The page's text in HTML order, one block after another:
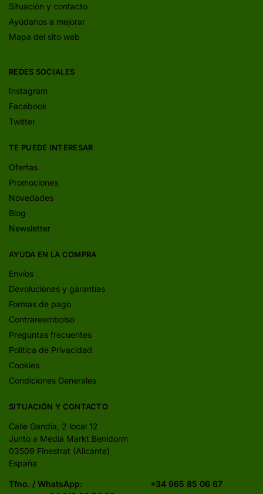
Situación y contacto
Ayúdanos a mejorar
Mapa del sito web
REDES SOCIALES
Instagram
Facebook
Twitter
TE PUEDE INTERESAR
Ofertas
Promociones
Novedades
Blog
Newsletter
AYUDA EN LA COMPRA
Envíos
Devoluciones y garantías
Formas de pago
Contrareembolso
Preguntas frecuentes
Política de Privacidad
Cookies
Condiciones Generales
SITUACIÓN Y CONTACTO
Calle Gandia, 2 local 12
Junto a Media Markt Benidorm
03509 Finestrat (Alicante)
España
Tfno. / WhatsApp: +34 965 85 06 67